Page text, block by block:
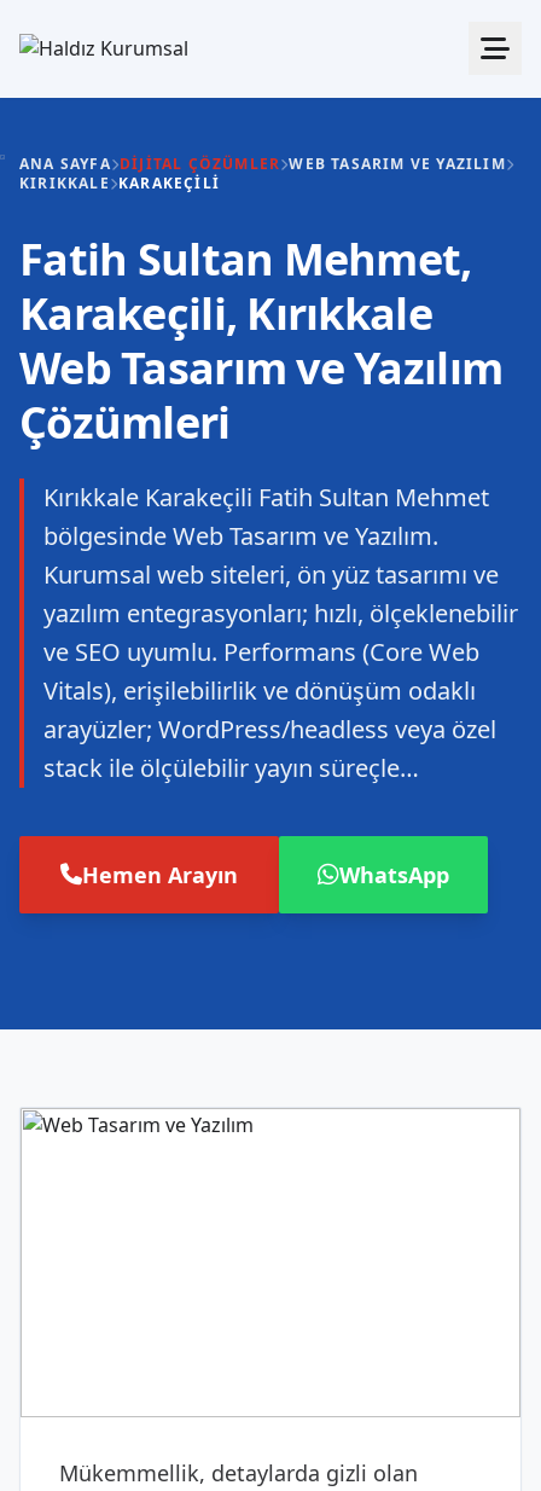
ANA SAYFA DIJITAL ÇÖZÜMLER WEB TASARIM VE YAZILIM
KIRIKKALE KARAKEÇILI
Fatih Sultan Mehmet,
Karakeçili, Kırıkkale
Web Tasarım ve Yazılım
Çözümleri
Kırıkkale Karakeçili Fatih Sultan Mehmet
bölgesinde Web Tasarım ve Yazılım.
Kurumsal web siteleri, ön yüz tasarımı ve
yazılım entegrasyonları; hızlı, ölçeklenebilir
ve SEO uyumlu. Performans (Core Web
Vitals), erişilebilirlik ve dönüşüm odaklı
arayüzler; WordPress/headless veya özel
stack ile ölçülebilir yayın süreçle…
Hemen Arayın WhatsApp
Mükemmellik, detaylarda gizli olan